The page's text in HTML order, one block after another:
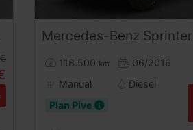
€
Mercedes-Benz Sprinter
118.500 km
06/2016
Manual
Diesel
Plan Pive